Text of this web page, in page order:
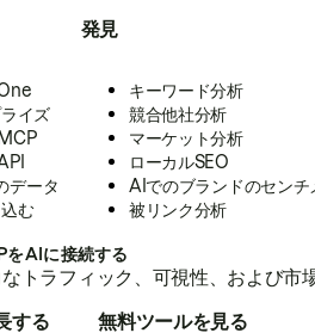
イズ
データ
む
発見
キーワード分析
競合他社分析
マーケット分析
ローカルSEO
AIでのブランドのセンチ
被リンク分析
AIに接続する
トラフィック、可視性、および
する 無料ツールを見る